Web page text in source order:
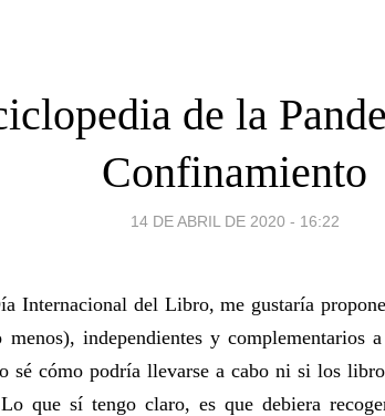
de la
Confinamiento
14 DE ABRIL DE 2020 - 16:22
Internacional del Libro, me gustaría
independientes y complementarios
sé cómo podría llevarse a cabo ni si los
que sí tengo claro, es que debiera